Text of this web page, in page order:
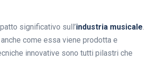
significativo sull’industria musicale.
come essa viene prodotta e
innovative sono tutti pilastri che